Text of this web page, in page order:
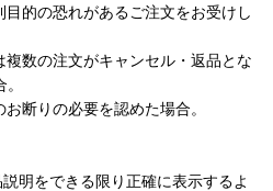
的の恐れがあるご注文をお受けし
数の注文がキャンセル・返品とな
りの必要を認めた場合。
明をできる限り正確に表示するよ